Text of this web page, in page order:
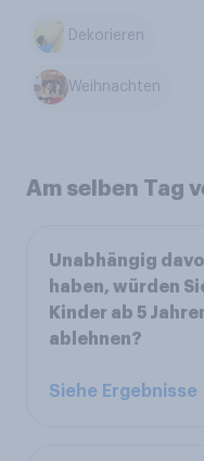
Dekorieren
Weihnachten
Am selben Tag
Unabhängig
haben, würden
Kinder ab 5
ablehnen?
Siehe Ergebnisse